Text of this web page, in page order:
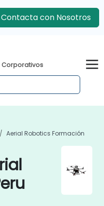
Contacta con Nosotros
Corporativos
Aerial Robotics Formación